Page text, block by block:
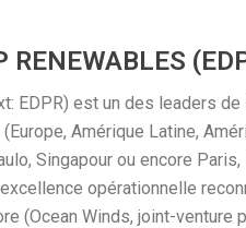
RENEWABLES
EDPR) est un des leaders
Amérique Latine,
Singapour ou encore
opérationnelle
(Ocean Winds, joint-venture